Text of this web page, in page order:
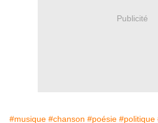
Publicité
#musique #chanson #poésie #politique